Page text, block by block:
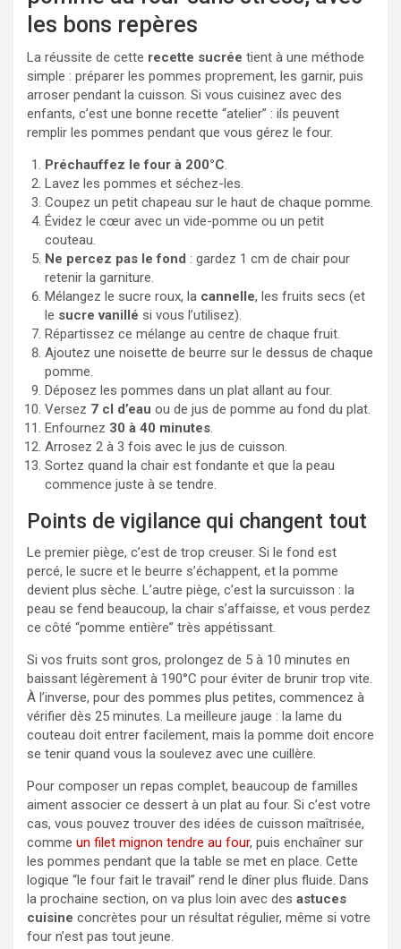
les bons repères
La réussite de cette recette sucrée tient à une méthode
simple : préparer les pommes proprement, les garnir, puis
arroser pendant la cuisson. Si vous cuisinez avec des
enfants, c’est une bonne recette “atelier” : ils peuvent
remplir les pommes pendant que vous gérez le four.
Préchauffez le four à 200°C.
Lavez les pommes et séchez-les.
Coupez un petit chapeau sur le haut de chaque pomme.
Évidez le cœur avec un vide-pomme ou un petit
couteau.
Ne percez pas le fond : gardez 1 cm de chair pour
retenir la garniture.
Mélangez le sucre roux, la cannelle, les fruits secs (et
le sucre vanillé si vous l’utilisez).
Répartissez ce mélange au centre de chaque fruit.
Ajoutez une noisette de beurre sur le dessus de chaque
pomme.
Déposez les pommes dans un plat allant au four.
Versez 7 cl d’eau ou de jus de pomme au fond du plat.
Enfournez 30 à 40 minutes.
Arrosez 2 à 3 fois avec le jus de cuisson.
Sortez quand la chair est fondante et que la peau
commence juste à se tendre.
Points de vigilance qui changent tout
Le premier piège, c’est de trop creuser. Si le fond est
percé, le sucre et le beurre s’échappent, et la pomme
devient plus sèche. L’autre piège, c’est la surcuisson : la
peau se fend beaucoup, la chair s’affaisse, et vous perdez
ce côté “pomme entière” très appétissant.
Si vos fruits sont gros, prolongez de 5 à 10 minutes en
baissant légèrement à 190°C pour éviter de brunir trop vite.
À l’inverse, pour des pommes plus petites, commencez à
vérifier dès 25 minutes. La meilleure jauge : la lame du
couteau doit entrer facilement, mais la pomme doit encore
se tenir quand vous la soulevez avec une cuillère.
Pour composer un repas complet, beaucoup de familles
aiment associer ce dessert à un plat au four. Si c’est votre
cas, vous pouvez trouver des idées de cuisson maîtrisée,
comme un filet mignon tendre au four, puis enchaîner sur
les pommes pendant que la table se met en place. Cette
logique “le four fait le travail” rend le dîner plus fluide. Dans
la prochaine section, on va plus loin avec des astuces
cuisine concrètes pour un résultat régulier, même si votre
four n’est pas tout jeune.